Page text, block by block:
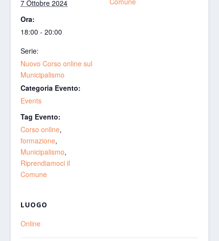
7 Ottobre 2024
Ora:
18:00 - 20:00
Serie:
Nuovo Corso online sul
Municipalismo
Categoria Evento:
Events
Tag Evento:
Corso online,
formazione,
Municipalismo,
Riprendiamoci il
Comune
LUOGO
Online